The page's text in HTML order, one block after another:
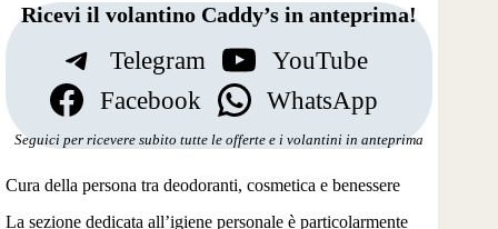
Ricevi il volantino Caddy’s in anteprima!
Telegram
YouTube
Facebook
WhatsApp
Seguici per ricevere subito tutte le offerte e i volantini in anteprima
Cura della persona tra deodoranti, cosmetica e benessere
La sezione dedicata all’igiene personale è particolarmente